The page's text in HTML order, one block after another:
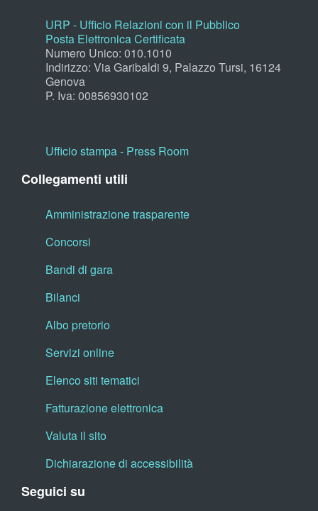
URP - Ufficio Relazioni con il Pubblico
Posta Elettronica Certificata
Numero Unico: 010.1010
Indirizzo: Via Garibaldi 9, Palazzo Tursi, 16124
Genova
P. Iva: 00856930102
Ufficio stampa - Press Room
Collegamenti utili
Amministrazione trasparente
Concorsi
Bandi di gara
Bilanci
Albo pretorio
Servizi online
Elenco siti tematici
Fatturazione elettronica
Valuta il sito
Dichiarazione di accessibilità
Seguici su